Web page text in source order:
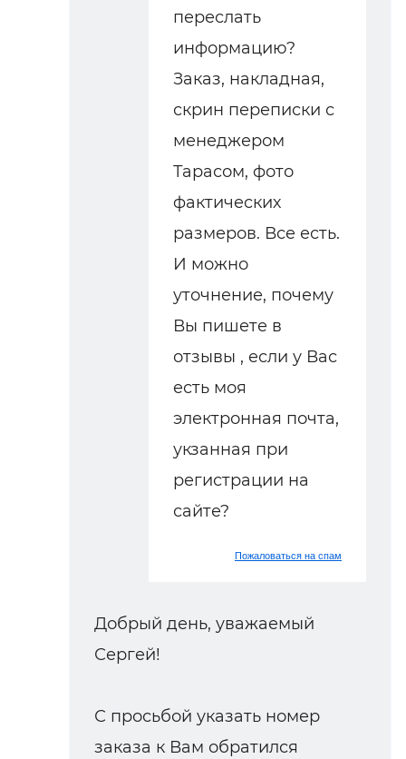
переслать
информацию?
Заказ, накладная,
скрин переписки с
менеджером
Тарасом, фото
фактических
размеров. Все есть.
И можно
уточнение, почему
Вы пишете в
отзывы , если у Вас
есть моя
электронная почта,
укзанная при
регистрации на
сайте?
Пожаловаться на спам
Добрый день, уважаемый
Сергей!
С просьбой указать номер
заказа к Вам обратился